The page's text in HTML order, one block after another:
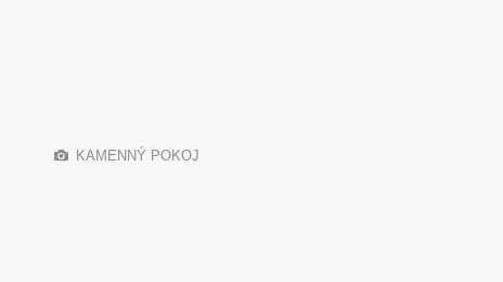
KAMENNÝ POKOJ